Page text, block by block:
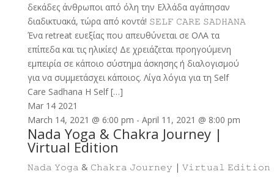
δεκάδες άνθρωποι από όλη την Ελλάδα αγάπησαν
διαδικτυακά, τώρα από κοντά! 𝚂𝙴𝙻𝙵 𝙲𝙰𝚁𝙴 𝚂𝙰𝙳𝙷𝙰𝙽𝙰
Ένα retreat ευεξίας που απευθύνεται σε ΟΛΑ τα
επίπεδα και τις ηλικίες! Δε χρειάζεται προηγούμενη
εμπειρία σε κάποιο σύστημα άσκησης ή διαλογισμού
για να συμμετάσχει κάποιος. Λίγα λόγια για τη Self
Care Sadhana H Self […]
Mar 14 2021
March 14, 2021 @ 6:00 pm - April 11, 2021 @ 8:00 pm
Nada Yoga & Chakra Journey |
Virtual Edition
𝙽𝚊𝚍𝚊 𝚈𝚘𝚐𝚊 & 𝙲𝚑𝚊𝚔𝚛𝚊 𝙹𝚘𝚞𝚛𝚗𝚎𝚢 | 𝚅𝚒𝚛𝚝𝚞𝚊𝚕 𝙴𝚍𝚒𝚝𝚒𝚘𝚗